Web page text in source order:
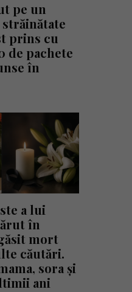
pe un
prins cu
de pachete
în
a lui
în
mort
căutări.
sora și
ani